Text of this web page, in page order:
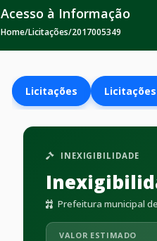
Acesso à Informação
Home/Licitações/2017005349
Licitações
INEXIGIBILIDADE
Prefeitura municipal
VALOR ESTIMADO